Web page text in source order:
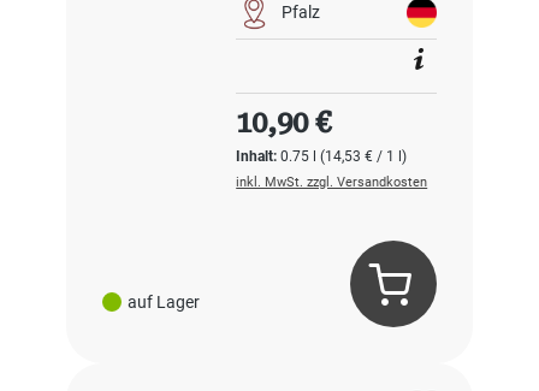
auf Lager
Pfalz
Inhalt:0.75 l(14,53 € / 1 l)
Regulärer Preis:
10,90 €
inkl. MwSt. zzgl. Versandkosten